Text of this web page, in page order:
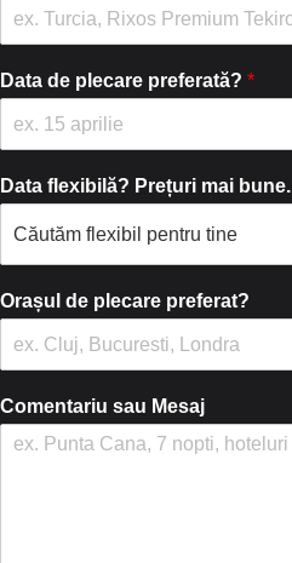
n
Data de plecare preferată? *
Data flexibilă? Prețuri mai bune.
Orașul de plecare preferat?
Comentariu sau Mesaj